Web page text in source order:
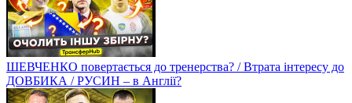
ШЕВЧЕНКО повертається до тренерства? / Втрата інтересу до
ДОВБИКА / РУСИН – в Англії?